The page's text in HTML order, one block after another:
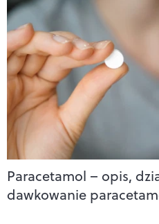
Paracetamol – opis,
dawkowanie